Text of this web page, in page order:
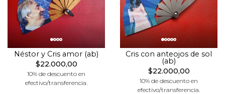
Néstor y Cris amor (ab)
$22.000,00
10% de descuento en
efectivo/transferencia.
Cris con anteojos de sol
(ab)
$22.000,00
10% de descuento en
efectivo/transferencia.